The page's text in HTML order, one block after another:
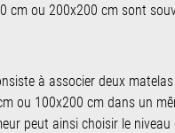
cm ou 200x200 cm sont
à associer deux
ou 100x200 cm dans un
peut ainsi choisir le niveau